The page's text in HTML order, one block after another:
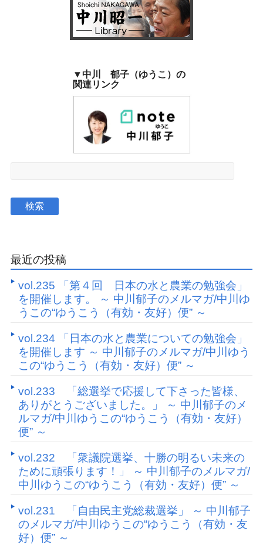
▼中川 郁子（ゆうこ）の
関連リンク
最近の投稿
vol.235 「第４回 日本の水と農業の勉強会」
を開催します。 ～ 中川郁子のメルマガ/中川ゆ
うこの“ゆうこう（有効・友好）便” ～
vol.234 「日本の水と農業についての勉強会」
を開催します ～ 中川郁子のメルマガ/中川ゆう
この“ゆうこう（有効・友好）便” ～
vol.233 「総選挙で応援して下さった皆様、
ありがとうございました。」 ～ 中川郁子のメ
ルマガ/中川ゆうこの“ゆうこう（有効・友好）
便” ～
vol.232 「衆議院選挙、十勝の明るい未来の
ために頑張ります！」 ～ 中川郁子のメルマガ/
中川ゆうこの“ゆうこう（有効・友好）便” ～
vol.231 「自由民主党総裁選挙」 ～ 中川郁子
のメルマガ/中川ゆうこの“ゆうこう（有効・友
好）便” ～